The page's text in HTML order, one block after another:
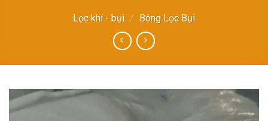
Lọc khí - bụi / Bông Lọc Bụi